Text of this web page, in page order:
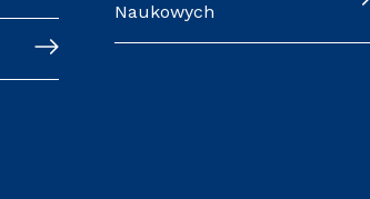
Naukowych